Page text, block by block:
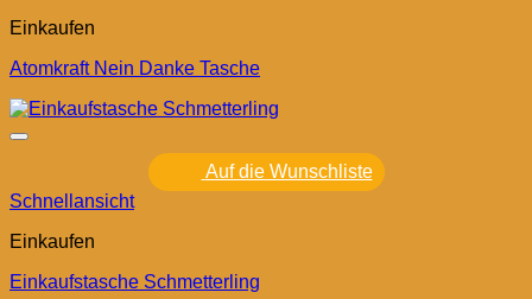
Einkaufen
Atomkraft Nein Danke Tasche
Auf die Wunschliste
Schnellansicht
Einkaufen
Einkaufstasche Schmetterling